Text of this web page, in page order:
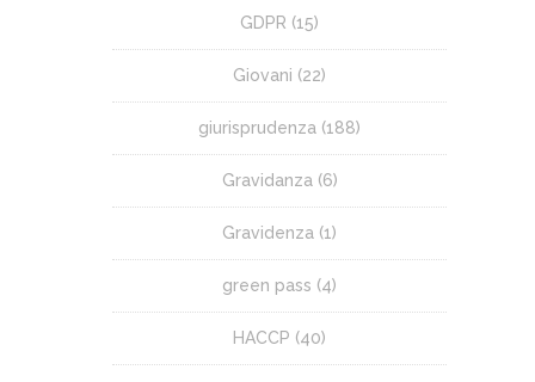
GDPR (15)
Giovani (22)
giurisprudenza (188)
Gravidanza (6)
Gravidenza (1)
green pass (4)
HACCP (40)